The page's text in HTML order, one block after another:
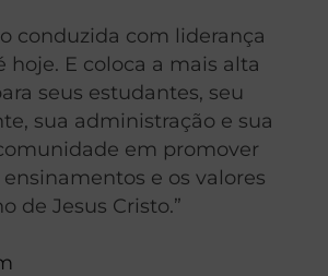
conduzida com liderança
hoje. E coloca a mais alta
seus estudantes, seu
sua administração e sua
em promover
ensinamentos e os valores
de Jesus Cristo.”